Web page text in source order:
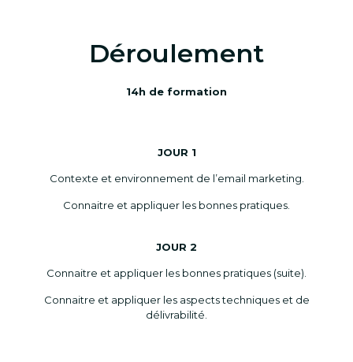
Déroulement
14h de formation
JOUR 1
Contexte et environnement de l’email marketing.
Connaitre et appliquer les bonnes pratiques.
JOUR 2
Connaitre et appliquer les bonnes pratiques (suite).
Connaitre et appliquer les aspects techniques et de
délivrabilité.